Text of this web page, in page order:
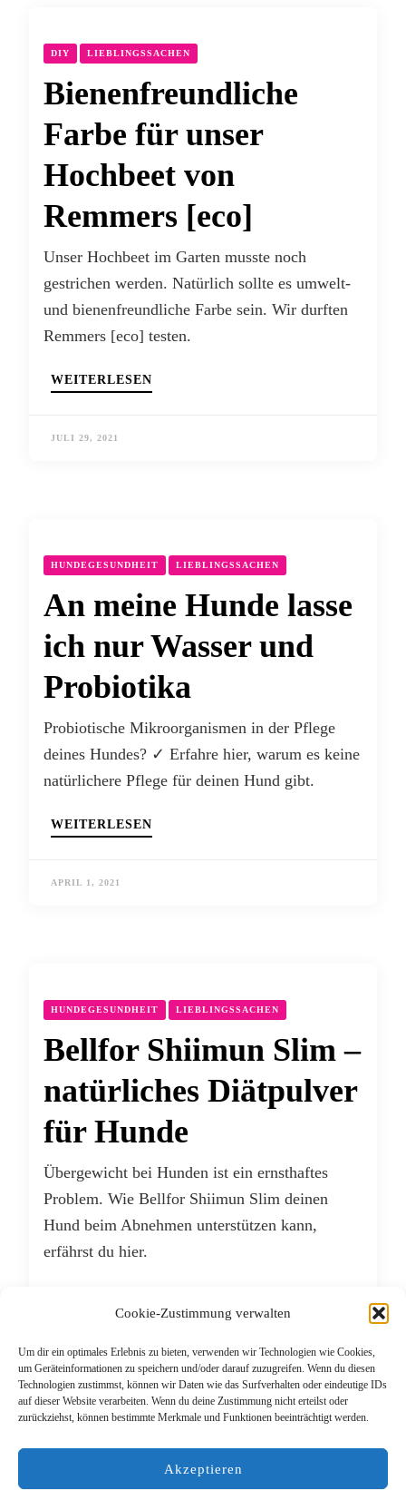
Cookie-Zustimmung verwalten
Um dir ein optimales Erlebnis zu bieten, verwenden wir Technologien wie Cookies,
um Geräteinformationen zu speichern und/oder darauf zuzugreifen. Wenn du diesen
Technologien zustimmst, können wir Daten wie das Surfverhalten oder eindeutige IDs
auf dieser Website verarbeiten. Wenn du deine Zustimmung nicht erteilst oder
zurückziehst, können bestimmte Merkmale und Funktionen beeinträchtigt werden.
Akzeptieren
DIY LIEBLINGSSACHEN
Bienenfreundliche
Farbe für unser
Hochbeet von
Remmers [eco]
Unser Hochbeet im Garten musste noch
gestrichen werden. Natürlich sollte es umwelt-
und bienenfreundliche Farbe sein. Wir durften
Remmers [eco] testen.
WEITERLESEN
JULI 29, 2021
HUNDEGESUNDHEIT LIEBLINGSSACHEN
An meine Hunde lasse
ich nur Wasser und
Probiotika
Probiotische Mikroorganismen in der Pflege
deines Hundes? ✓ Erfahre hier, warum es keine
natürlichere Pflege für deinen Hund gibt.
WEITERLESEN
APRIL 1, 2021
HUNDEGESUNDHEIT LIEBLINGSSACHEN
Bellfor Shiimun Slim –
natürliches Diätpulver
für Hunde
Übergewicht bei Hunden ist ein ernsthaftes
Problem. Wie Bellfor Shiimun Slim deinen
Hund beim Abnehmen unterstützen kann,
erfährst du hier.
OKTOBER 8, 2020
Beitragsnavigation
Ältere Beiträge